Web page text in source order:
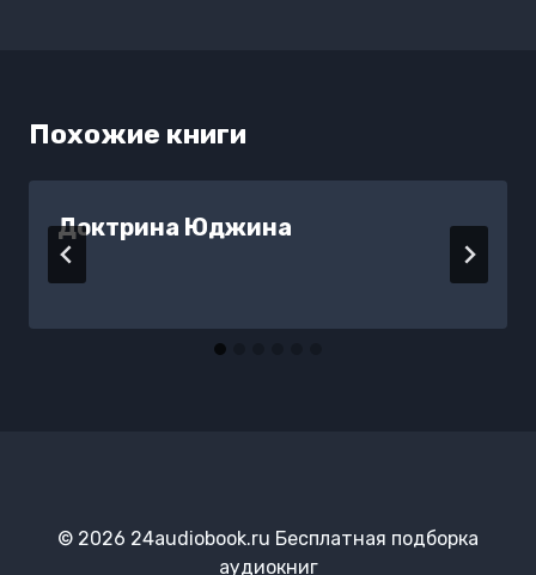
Похожие книги
Доктрина Юджина
© 2026 24audiobook.ru Бесплатная подборка
аудиокниг